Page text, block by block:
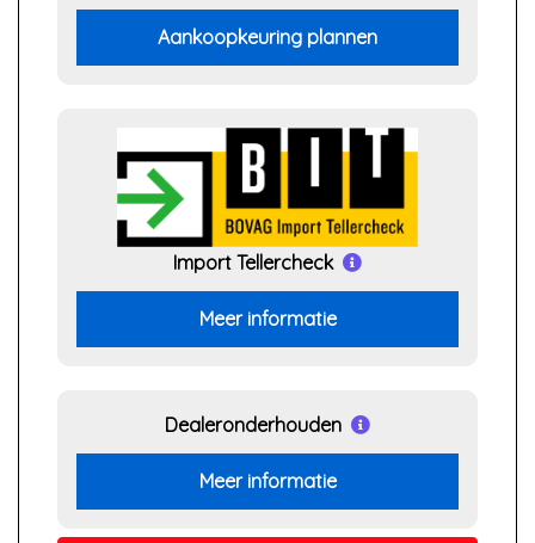
Aankoopkeuring plannen
Import Tellercheck
Meer informatie
Dealeronderhouden
Meer informatie